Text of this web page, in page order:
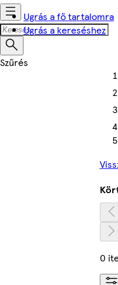
Ugrás a fő tartalomra
Ugrás a kereséshez
0